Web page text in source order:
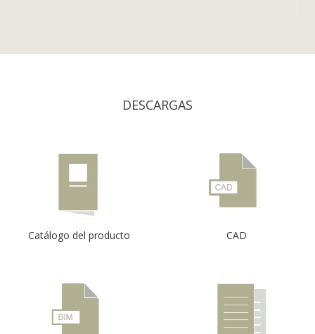
DESCARGAS
Catálogo del producto CAD